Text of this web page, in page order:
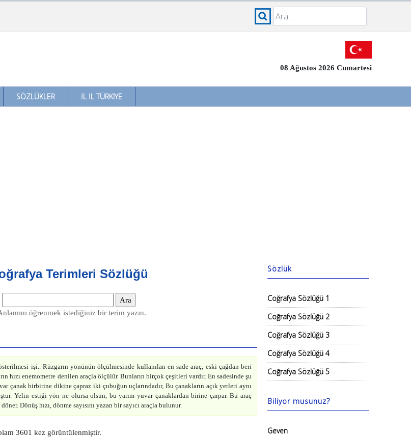
08 Ağustos 2026 Cumartesi
SÖZLÜKLER İL İL TÜRKIYE
Terimleri Sözlüğü
öğrenmek istediğiniz bir terim yazın.
işi.. Rüzgarın yönünün ölçülmesinde kullanılan en sade araç, eski çağdan beri
hızı enemometre denilen araçla ölçülür. Bunların birçok çeşitleri vardır. En sadesinde şu
çanak birbirine dikine çapraz iki çubuğun uçlarındadır, Bu çanakların açık yerleri aynı
Yelin estiği yön ne olursa olsun, bu yarım yuvar çanaklardan birine çarpar. Bu araç
Dönüş hızı, dönme sayısını yazan bir sayıcı araçla bulunur.
3601 kez görüntülenmiştir.
Sözlük
Coğrafya Sözlüğü 1
Coğrafya Sözlüğü 2
Coğrafya Sözlüğü 3
Coğrafya Sözlüğü 4
Coğrafya Sözlüğü 5
Biliyor musunuz?
Geven